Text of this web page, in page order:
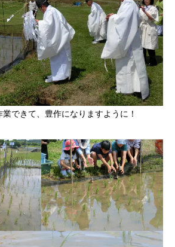
できて、豊作になりますように！